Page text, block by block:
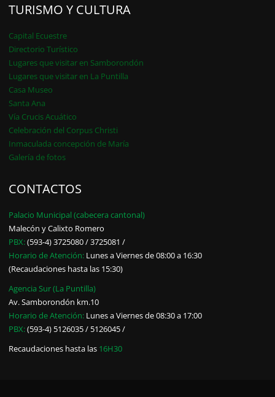
TURISMO Y CULTURA
Capital Ecuestre
Directorio Turístico
Lugares que visitar en Samborondón
Lugares que visitar en La Puntilla
Casa Museo
Santa Ana
Vía Crucis Acuático
Celebración del Corpus Christi
Inmaculada concepción de María
Galería de fotos
CONTACTOS
Palacio Municipal (cabecera cantonal)
Malecón y Calixto Romero
PBX:(593-4) 3725080 / 3725081 /
Horario de Atención: Lunes a Viernes de 08:00 a 16:30
(Recaudaciones hasta las 15:30)
Agencia Sur (La Puntilla)
Av. Samborondón km.10
Horario de Atención: Lunes a Viernes de 08:30 a 17:00
PBX:(593-4) 5126035 / 5126045 /
Recaudaciones hasta las 16H30